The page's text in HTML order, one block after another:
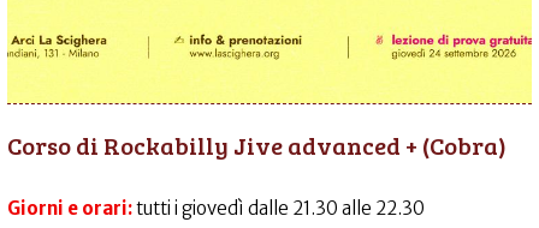
Corso di Rockabilly Jive advanced + (Cobra)
Giorni e orari:tutti i giovedì dalle 21.30 alle 22.30